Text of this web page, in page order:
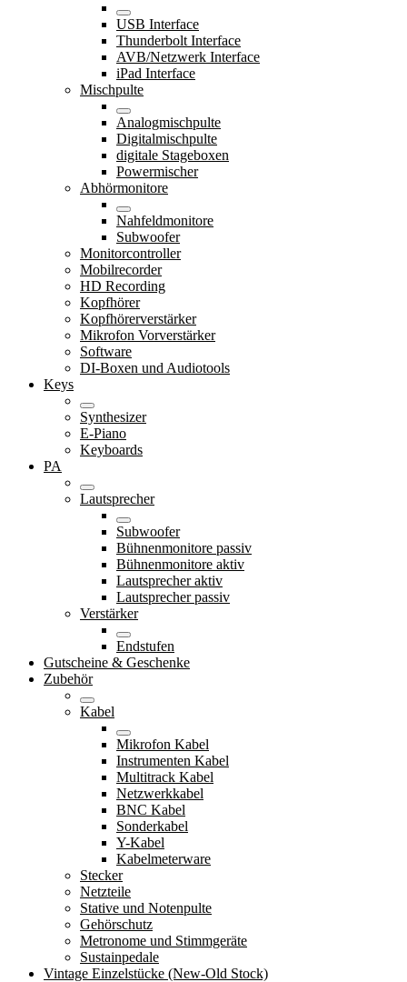
USB Interface
Thunderbolt Interface
AVB/Netzwerk Interface
iPad Interface
Mischpulte
Analogmischpulte
Digitalmischpulte
digitale Stageboxen
Powermischer
Abhörmonitore
Nahfeldmonitore
Subwoofer
Monitorcontroller
Mobilrecorder
HD Recording
Kopfhörer
Kopfhörerverstärker
Mikrofon Vorverstärker
Software
DI-Boxen und Audiotools
Keys
Synthesizer
E-Piano
Keyboards
PA
Lautsprecher
Subwoofer
Bühnenmonitore passiv
Bühnenmonitore aktiv
Lautsprecher aktiv
Lautsprecher passiv
Verstärker
Endstufen
Gutscheine & Geschenke
Zubehör
Kabel
Mikrofon Kabel
Instrumenten Kabel
Multitrack Kabel
Netzwerkkabel
BNC Kabel
Sonderkabel
Y-Kabel
Kabelmeterware
Stecker
Netzteile
Stative und Notenpulte
Gehörschutz
Metronome und Stimmgeräte
Sustainpedale
Vintage Einzelstücke (New-Old Stock)